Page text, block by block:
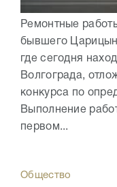
Ремонтные
бывшего
где сегодня
Волгограда,
конкурса по
Выполнение
первом...
Общество